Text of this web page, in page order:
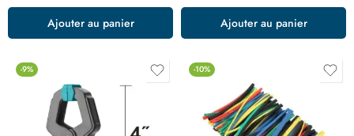
Ajouter au panier Ajouter au panier
-9% -10%